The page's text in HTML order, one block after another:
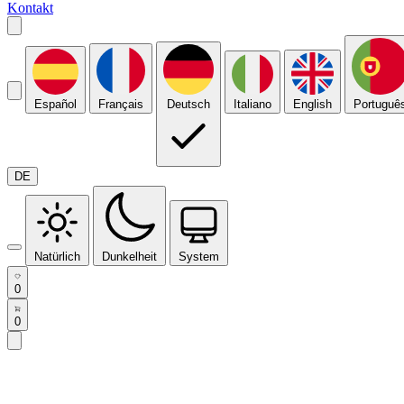
Kontakt
Español Français Deutsch Italiano English
DE
Natürlich Dunkelheit System
0
0